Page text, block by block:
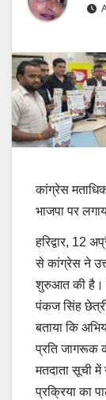
कांग्रेस
भाजपा पर
हरिद्वार, 12
से कांग्रेस ने
शुरुआत की है।
पंकज सिंह
बताया कि
प्रति जागरूक
मतदाता सूची में
प्रक्रिया का